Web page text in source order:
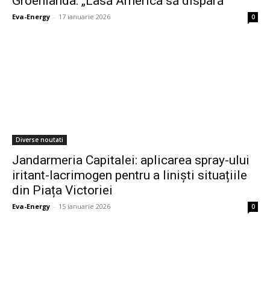
Eva-Energy - 17 ianuarie 2026 0
Diverse noutati
Jandarmeria Capitalei: aplicarea spray-ului
iritant-lacrimogen pentru a liniști situațiile
din Piața Victoriei
Eva-Energy - 15 ianuarie 2026 0